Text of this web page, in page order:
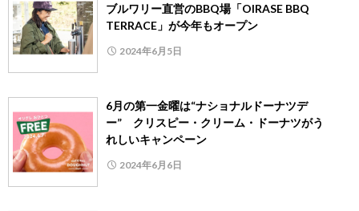
ブルワリー直営のBBQ場「OIRASE BBQ
TERRACE」が今年もオープン
2024年6月5日
6月の第一金曜は“ナショナルドーナツデ
ー” クリスピー・クリーム・ドーナツがう
れしいキャンペーン
2024年6月6日